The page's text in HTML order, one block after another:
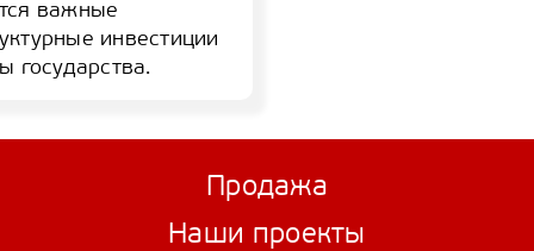
важные
инвестиции
государства.
Продажа
Наши проекты